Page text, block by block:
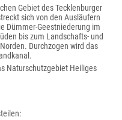
Gebiet des Tecklenburger
sich von den Ausläufern
Dümmer-Geestniederung im
bis zum Landschafts- und
Durchzogen wird das
Naturschutzgebiet Heiliges